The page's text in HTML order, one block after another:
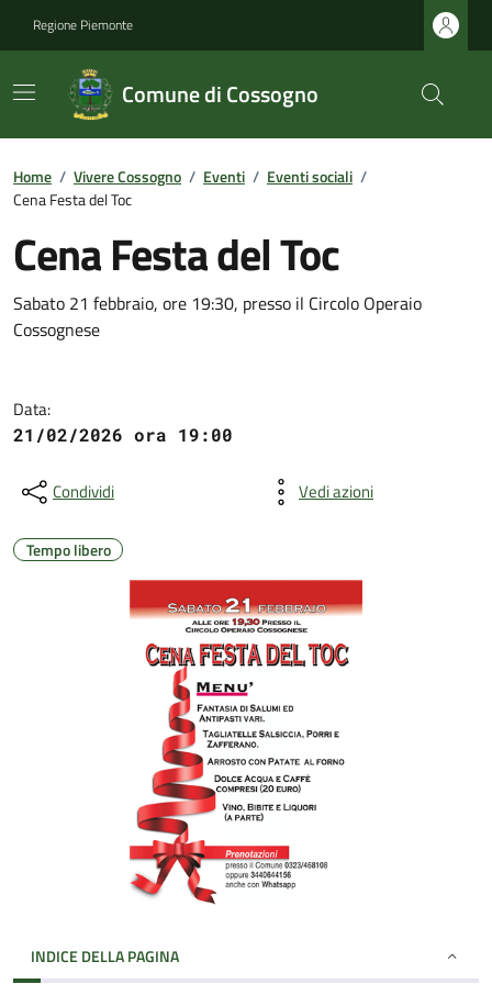
Regione Piemonte
Comune di Cossogno
Home / Vivere Cossogno / Eventi / Eventi sociali /
Cena Festa del Toc
Cena Festa del Toc
Sabato 21 febbraio, ore 19:30, presso il Circolo Operaio
Cossognese
Data:
21/02/2026 ora 19:00
Condividi Vedi azioni
Tempo libero
INDICE DELLA PAGINA